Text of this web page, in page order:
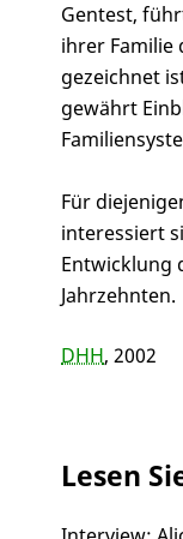
Gentest,
ihrer Familie
gezeichnet
gewährt
Für
interessiert
Entwicklung
Jahrzehnten.
DHH, 2002
Lesen